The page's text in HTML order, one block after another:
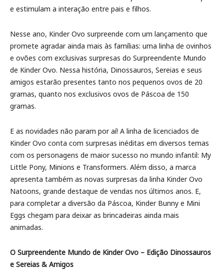
e estimulam a interação entre pais e filhos.
Nesse ano, Kinder Ovo surpreende com um lançamento que
promete agradar ainda mais às famílias: uma linha de ovinhos
e ovões com exclusivas surpresas do Surpreendente Mundo
de Kinder Ovo. Nessa história, Dinossauros, Sereias e seus
amigos estarão presentes tanto nos pequenos ovos de 20
gramas, quanto nos exclusivos ovos de Páscoa de 150
gramas.
E as novidades não param por aí! A linha de licenciados de
Kinder Ovo conta com surpresas inéditas em diversos temas
com os personagens de maior sucesso no mundo infantil: My
Little Pony, Minions e Transformers. Além disso, a marca
apresenta também as novas surpresas da linha Kinder Ovo
Natoons, grande destaque de vendas nos últimos anos. E,
para completar a diversão da Páscoa, Kinder Bunny e Mini
Eggs chegam para deixar as brincadeiras ainda mais
animadas.
O Surpreendente Mundo de Kinder Ovo – Edição Dinossauros
e Sereias & Amigos